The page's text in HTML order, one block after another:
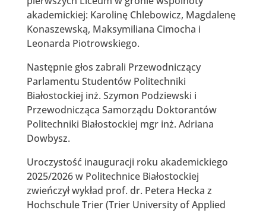
akademickiej: Karolinę Chlebowicz, Magdalenę
Konaszewską, Maksymiliana Cimocha i
Leonarda Piotrowskiego.
Następnie głos zabrali Przewodniczący
Parlamentu Studentów Politechniki
Białostockiej inż. Szymon Podziewski i
Przewodnicząca Samorządu Doktorantów
Politechniki Białostockiej mgr inż. Adriana
Dowbysz.
Uroczystość inauguracji roku akademickiego
2025/2026 w Politechnice Białostockiej
zwieńczył wykład prof. dr. Petera Hecka z
Hochschule Trier (Trier University of Applied